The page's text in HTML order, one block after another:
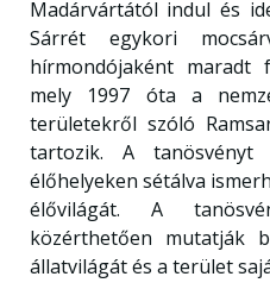
Madárvártától indul és
Sárrét egykori
hírmondójaként maradt
mely 1997 óta a
területekről szóló
tartozik. A tanösvényt
élőhelyeken sétálva
élővilágát. A
közérthetően mutatják
állatvilágát és a terület